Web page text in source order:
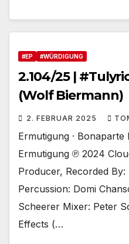
#EP #WÜRDIGUNG
2.104/25 |
(Wolf Biermann)
2. FEBRUAR 2025
Ermutigung · Bonaparte
Ermutigung ℗ 2024
Producer, Recorded
Percussion: Domi
Scheerer Mixer: Peter
Effects (…